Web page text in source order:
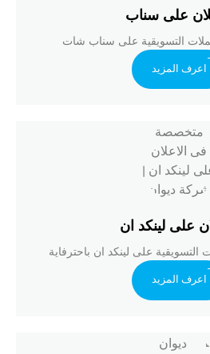
على سناب
التسويقية على سناب شات
اعرف المزيد
على لينكد ان
التسويقية على لينكد ان باحترفاية
اعرف المزيد